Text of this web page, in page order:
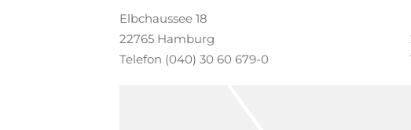
Elbchaussee 18
22765 Hamburg
Telefon (040) 30 60 679-0